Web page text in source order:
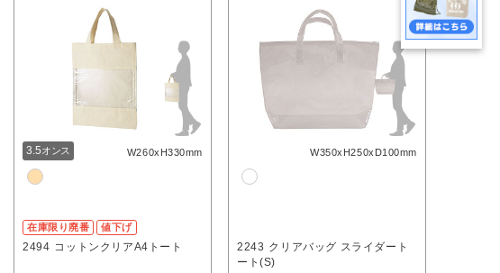
3.5オンス W260xH330mm
在庫限り廃番 値下げ
2494 コットンクリアA4トート
W350xH250xD100mm
2243 クリアバッグ スライダート
ート(S)